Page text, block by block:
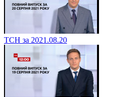
ТСН за 2021.08.20